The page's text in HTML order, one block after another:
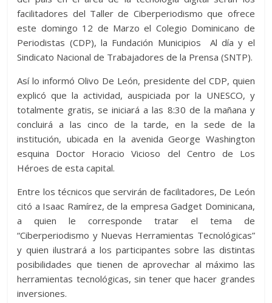
A
p
p
t o
o
k
n
g
er
e a
m
g
e
p
ar
ti
r
facilitadores del Taller de Ciberperiodismo que ofrece
este domingo 12 de Marzo el Colegio Dominicano de
Periodistas (CDP), la Fundación Municipios Al día y el
Sindicato Nacional de Trabajadores de la Prensa (SNTP).
Así lo informó Olivo De León, presidente del CDP, quien
explicó que la actividad, auspiciada por la UNESCO, y
totalmente gratis, se iniciará a las 8:30 de la mañana y
concluirá a las cinco de la tarde, en la sede de la
institución, ubicada en la avenida George Washington
esquina Doctor Horacio Vicioso del Centro de Los
Héroes de esta capital.
Entre los técnicos que servirán de facilitadores, De León
citó a Isaac Ramírez, de la empresa Gadget Dominicana,
a quien le corresponde tratar el tema de
“Ciberperiodismo y Nuevas Herramientas Tecnológicas”
y quien ilustrará a los participantes sobre las distintas
posibilidades que tienen de aprovechar al máximo las
herramientas tecnológicas, sin tener que hacer grandes
inversiones.